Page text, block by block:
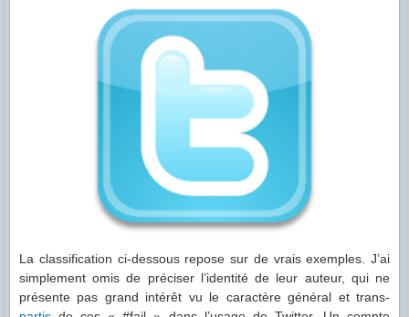
La classification ci-dessous repose sur de vrais exemples. J’ai
simplement omis de préciser l’identité de leur auteur, qui ne
présente pas grand intérêt vu le caractère général et trans-